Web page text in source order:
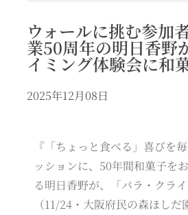
ウォールに挑む参
業50周年の明日香野
イミング体験会に和
2025年12月08日
『「ちょっと食べる」喜びを
ッションに、50年間和菓子を
る明日香野が、「パラ・クライ
（11/24・大阪府民の森ほし